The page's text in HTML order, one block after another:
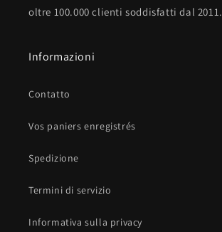
oltre 100.000 clienti soddisfatti dal 2011.
Informazioni
Contatto
Vos paniers enregistrés
Spedizione
Termini di servizio
Informativa sulla privacy